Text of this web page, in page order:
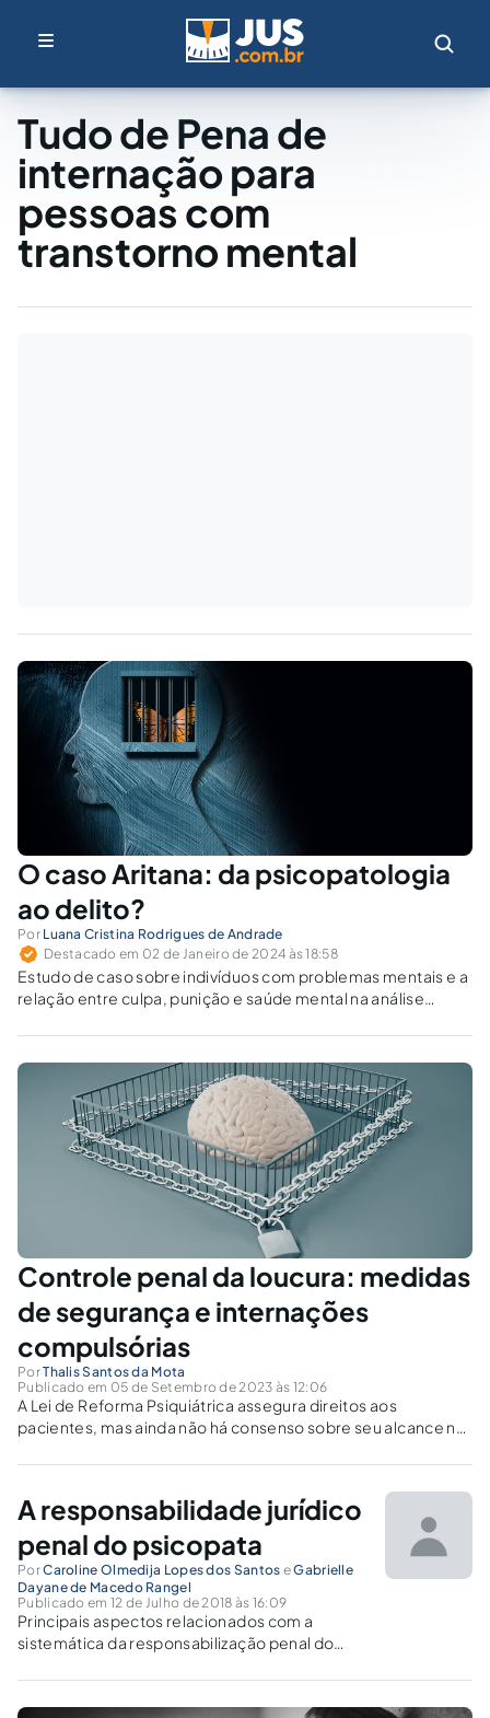
Tudo de Pena de
internação para
pessoas com
transtorno mental
O caso Aritana: da psicopatologia
ao delito?
Por Luana Cristina Rodrigues de Andrade
Destacado em 02 de Janeiro de 2024 às 18:58
Estudo de caso sobre indivíduos com problemas mentais e a
relação entre culpa, punição e saúde mental na análise
Controle penal da loucura: medidas
de segurança e internações
compulsórias
PorThalis Santos da Mota
Publicado em 05 de Setembro de 2023 às 12:06
A Lei de Reforma Psiquiátrica assegura direitos aos
pacientes, mas ainda não há consenso sobre seu alcance no
internação como uma pena de reclusão aparentemente
branda, mas muitas vezes sem garantias e sem prazo de
encerramento.
A responsabilidade jurídico
penal do psicopata
PorCaroline Olmedija Lopes dos Santos eGabrielle
Dayane de Macedo Rangel
Publicado em 12 de Julho de 2018 às 16:09
Principais aspectos relacionados com a
sistemática da responsabilização penal do
ordenamento jurídico penal.